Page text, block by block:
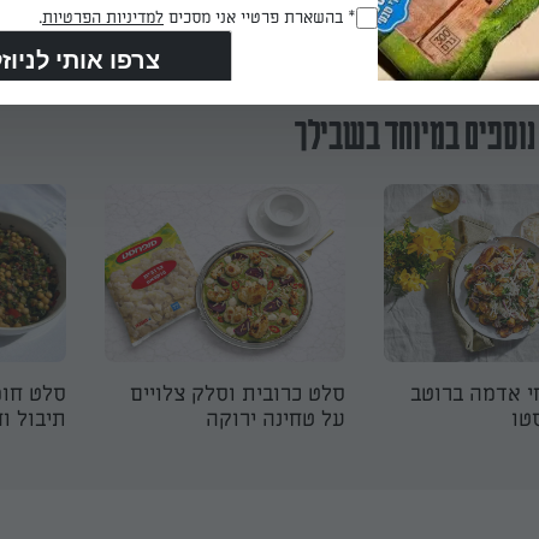
במיוחד בשבילך
אדמה ברוטב
סלט כרובית וסלק צלויים
על טחינה ירוקה
סלט
תיבול
RegulationsApproved
* בהשארת פרטיי אני מסכים למדיניות הפרטיות.